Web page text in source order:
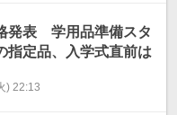
発表 学用品準備スタ
定品、入学式直前は
) 22:13